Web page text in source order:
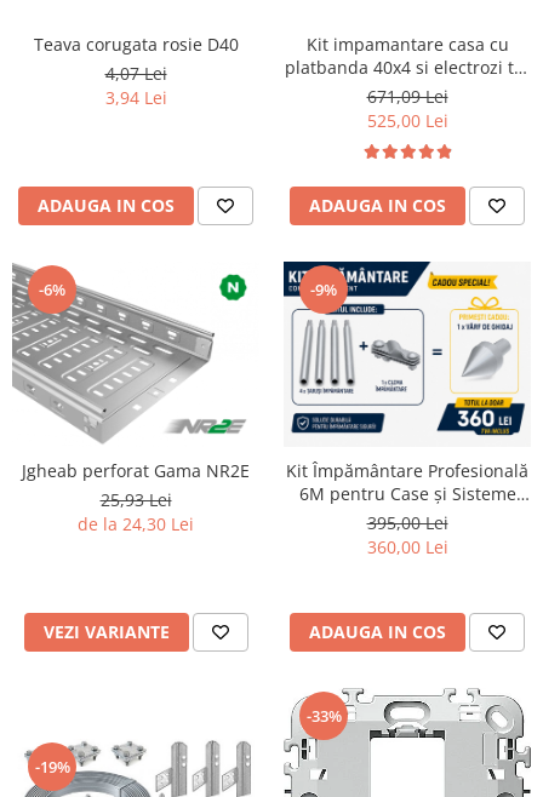
Teava corugata rosie D40
4,07 Lei
3,94 Lei
ADAUGA IN COS
Kit impamantare casa cu
platbanda 40x4 si electrozi tip
cruce 4x1.5M
671,09 Lei
525,00 Lei
ADAUGA IN COS
-6%
Jgheab perforat Gama NR2E
25,93 Lei
de la 24,30 Lei
VEZI VARIANTE
-9%
Kit Împământare Profesională
6M pentru Case și Sisteme
Fotovoltaice
395,00 Lei
360,00 Lei
ADAUGA IN COS
-19%
-33%